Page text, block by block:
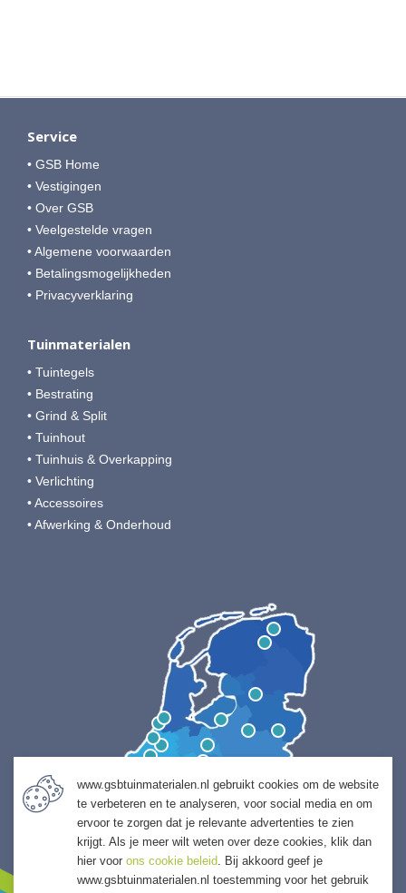
Service
• GSB Home
• Vestigingen
• Over GSB
• Veelgestelde vragen
• Algemene voorwaarden
• Betalingsmogelijkheden
• Privacyverklaring
Tuinmaterialen
• Tuintegels
• Bestrating
• Grind & Split
• Tuinhout
• Tuinhuis & Overkapping
• Verlichting
• Accessoires
• Afwerking & Onderhoud
www.gsbtuinmaterialen.nl gebruikt cookies om de website
te verbeteren en te analyseren, voor social media en om
ervoor te zorgen dat je relevante advertenties te zien
krijgt. Als je meer wilt weten over deze cookies, klik dan
hier voor ons cookie beleid. Bij akkoord geef je
www.gsbtuinmaterialen.nl toestemming voor het gebruik